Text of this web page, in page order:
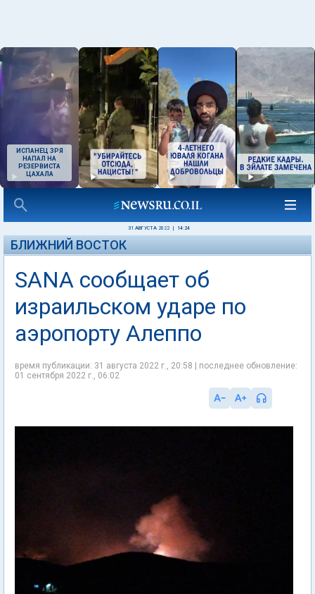
ИСПАНЕЦ ЗРЯ
НАПАЛ НА
РЕЗЕРВИСТА
ЦАХАЛА
31 АВГУСТА 2022 14:24
БЛИЖНИЙ ВОСТОК
SANA сообщает об
израильском ударе по
аэропорту Алеппо
время публикации: 31 августа 2022 г., 20:58 | последнее обновление:
01 сентября 2022 г., 06:02